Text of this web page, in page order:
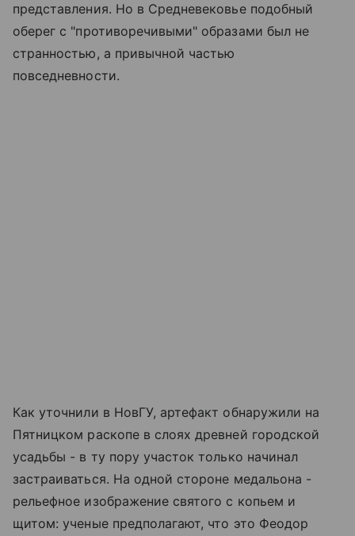
представления. Но в Средневековье подобный
оберег с "противоречивыми" образами был не
странностью, а привычной частью
повседневности.
Как уточнили в НовГУ, артефакт обнаружили на
Пятницком раскопе в слоях древней городской
усадьбы - в ту пору участок только начинал
застраиваться. На одной стороне медальона -
рельефное изображение святого с копьем и
щитом: ученые предполагают, что это Феодор